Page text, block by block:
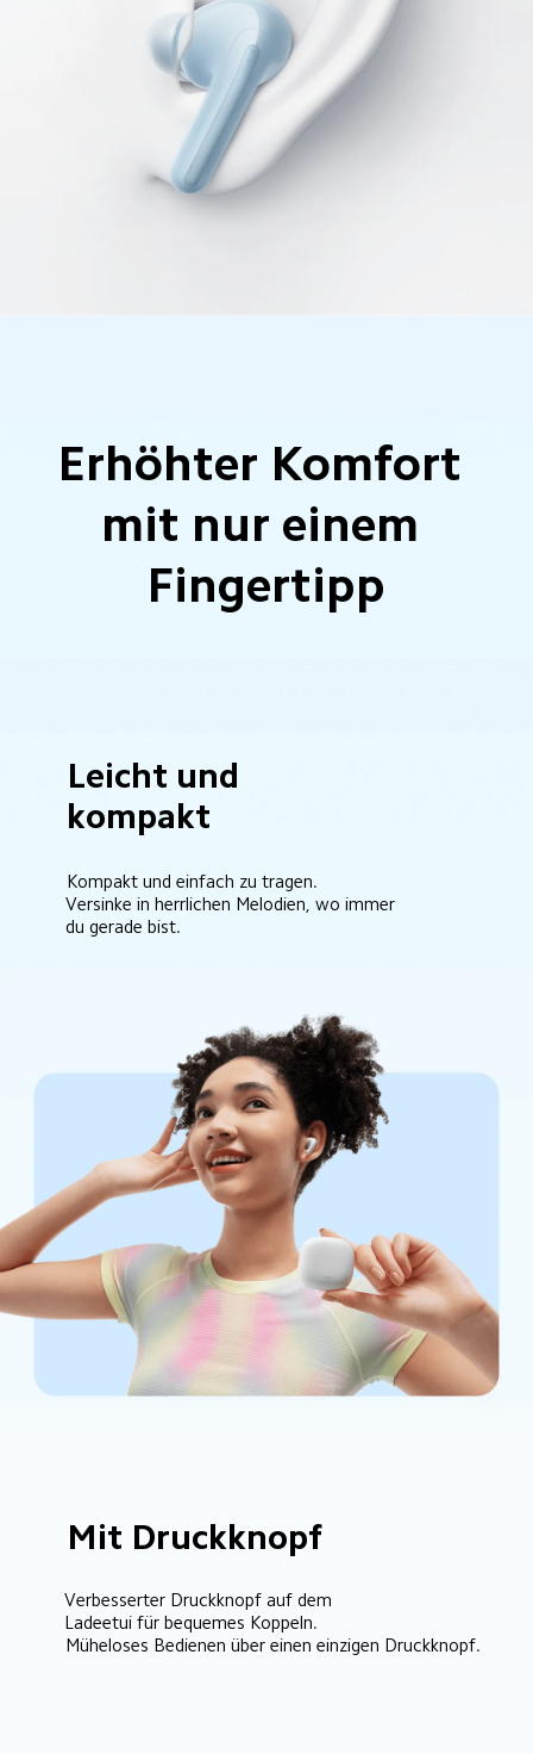
Erhöhter Komfort
mit nur einem
Fingertipp
Leicht und
kompakt
Kompakt und einfach zu tragen.
Versinke in herrlichen Melodien, wo immer
du gerade bist.
Mit Druckknopf
Verbesserter Druckknopf auf dem
Ladeetui für bequemes Koppeln.
Müheloses Bedienen über einen einzigen Druckknopf.